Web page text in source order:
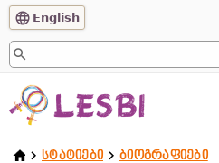
English
ᲡᲢᲐᲢᲘᲔᲑᲘ ᲑᲘᲝᲒᲠᲐᲤᲘᲔᲑᲘ